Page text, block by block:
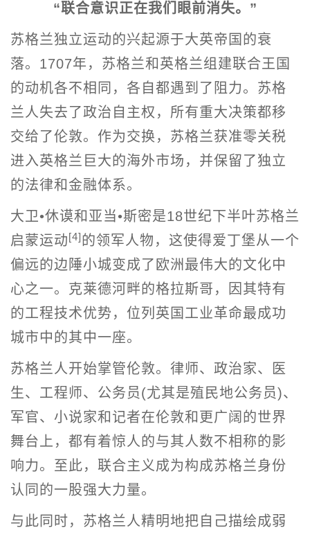
“联合意识正在我们眼前消失。”
苏格兰独立运动的兴起源于大英帝国的衰
落。1707年，苏格兰和英格兰组建联合王国
的动机各不相同，各自都遇到了阻力。苏格
兰人失去了政治自主权，所有重大决策都移
交给了伦敦。作为交换，苏格兰获准零关税
进入英格兰巨大的海外市场，并保留了独立
的法律和金融体系。
大卫•休谟和亚当•斯密是18世纪下半叶苏格兰
启蒙运动[4]的领军人物，这使得爱丁堡从一个
偏远的边陲小城变成了欧洲最伟大的文化中
心之一。克莱德河畔的格拉斯哥，因其特有
的工程技术优势，位列英国工业革命最成功
城市中的其中一座。
苏格兰人开始掌管伦敦。律师、政治家、医
生、工程师、公务员(尤其是殖民地公务员)、
军官、小说家和记者在伦敦和更广阔的世界
舞台上，都有着惊人的与其人数不相称的影
响力。至此，联合主义成为构成苏格兰身份
认同的一股强大力量。
与此同时，苏格兰人精明地把自己描绘成弱